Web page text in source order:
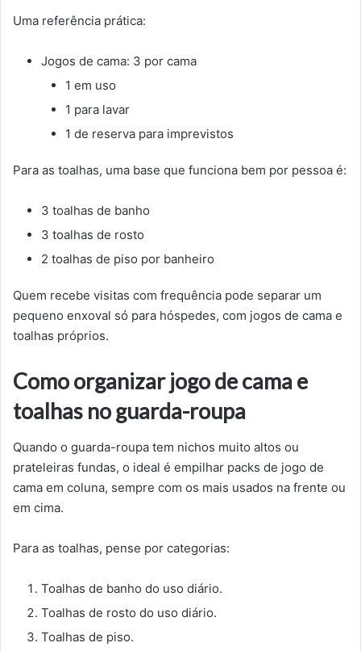
Uma referência prática:
Jogos de cama: 3 por cama
1 em uso
1 para lavar
1 de reserva para imprevistos
Para as toalhas, uma base que funciona bem por pessoa é:
3 toalhas de banho
3 toalhas de rosto
2 toalhas de piso por banheiro
Quem recebe visitas com frequência pode separar um
pequeno enxoval só para hóspedes, com jogos de cama e
toalhas próprios.
Como organizar jogo de cama e
toalhas no guarda-roupa
Quando o guarda-roupa tem nichos muito altos ou
prateleiras fundas, o ideal é empilhar packs de jogo de
cama em coluna, sempre com os mais usados na frente ou
em cima.
Para as toalhas, pense por categorias:
Toalhas de banho do uso diário.
Toalhas de rosto do uso diário.
Toalhas de piso.